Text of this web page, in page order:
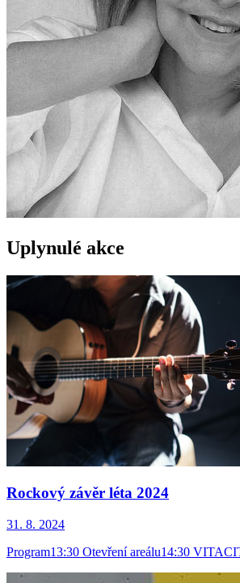
Uplynulé akce
Rockový závěr léta 2024
31. 8. 2024
Program13:30 Otevření areálu14:30